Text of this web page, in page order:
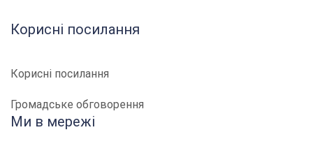
Корисні посилання
Корисні посилання
Громадське обговорення
Ми в мережі